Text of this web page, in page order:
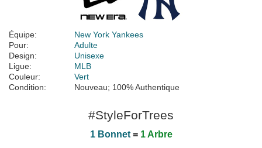
Équipe:
New York Yankees
Pour:
Adulte
Design:
Unisexe
Ligue:
MLB
Couleur:
Vert
Condition:
Nouveau; 100% Authentique
#StyleForTrees
1 Bonnet= 1 Arbre